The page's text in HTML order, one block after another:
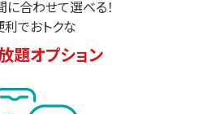
合わせて選べる！
利でおトクな
題オプション